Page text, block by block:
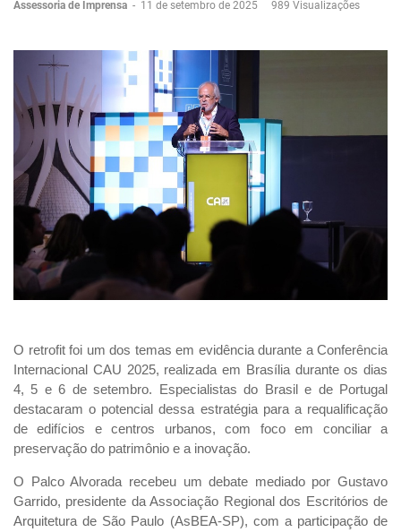
Assessoria de Imprensa - 11 de setembro de 2025 989 Visualizações
O retrofit foi um dos temas em evidência durante a Conferência
Internacional CAU 2025, realizada em Brasília durante os dias
4, 5 e 6 de setembro. Especialistas do Brasil e de Portugal
destacaram o potencial dessa estratégia para a requalificação
de edifícios e centros urbanos, com foco em conciliar a
preservação do patrimônio e a inovação.
O Palco Alvorada recebeu um debate mediado por Gustavo
Garrido, presidente da Associação Regional dos Escritórios de
Arquitetura de São Paulo (AsBEA-SP), com a participação de